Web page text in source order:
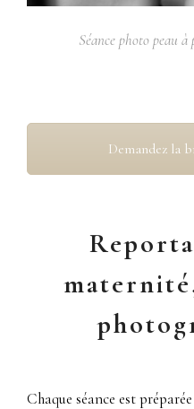
Séance photo peau
Demandez la
Chaque séance est